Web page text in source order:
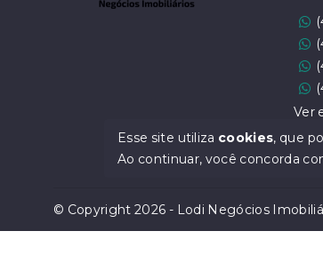
Ver
© Copyright 2026 - Lodi Negócios
Esse site utiliza cookies, que
Ao continuar, você concorda